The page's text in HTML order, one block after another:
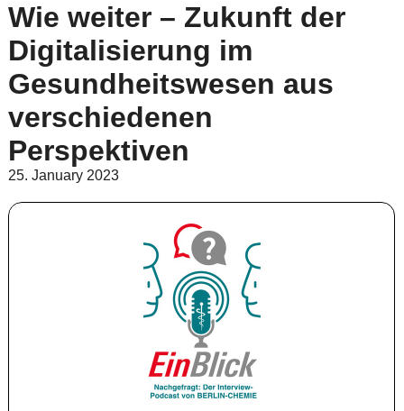
Wie weiter – Zukunft der
Digitalisierung im
Gesundheitswesen aus
verschiedenen
Perspektiven
25. January 2023